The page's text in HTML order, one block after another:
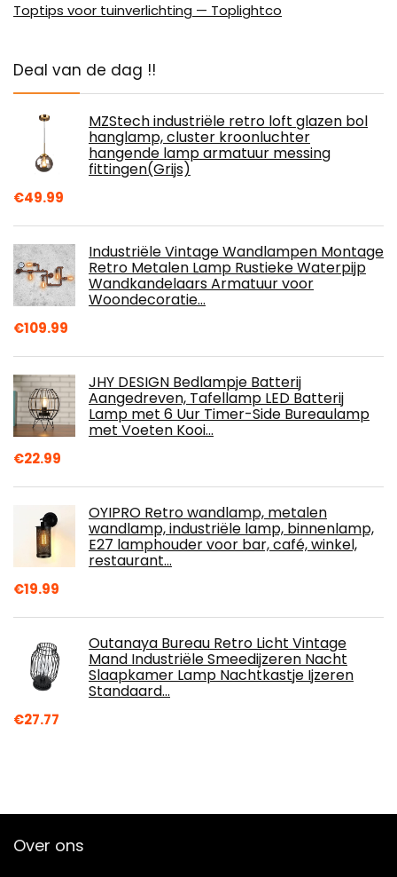
Toptips voor tuinverlichting — Toplightco
Deal van de dag !!
MZStech industriële retro loft glazen bol
hanglamp, cluster kroonluchter
hangende lamp armatuur messing
fittingen(Grijs)
€49.99
Industriële Vintage Wandlampen Montage
Retro Metalen Lamp Rustieke Waterpijp
Wandkandelaars Armatuur voor
Woondecoratie…
€109.99
JHY DESIGN Bedlampje Batterij
Aangedreven, Tafellamp LED Batterij
Lamp met 6 Uur Timer-Side Bureaulamp
met Voeten Kooi…
€22.99
OYIPRO Retro wandlamp, metalen
wandlamp, industriële lamp, binnenlamp,
E27 lamphouder voor bar, café, winkel,
restaurant…
€19.99
Outanaya Bureau Retro Licht Vintage
Mand Industriële Smeedijzeren Nacht
Slaapkamer Lamp Nachtkastje Ijzeren
Standaard…
€27.77
Over ons